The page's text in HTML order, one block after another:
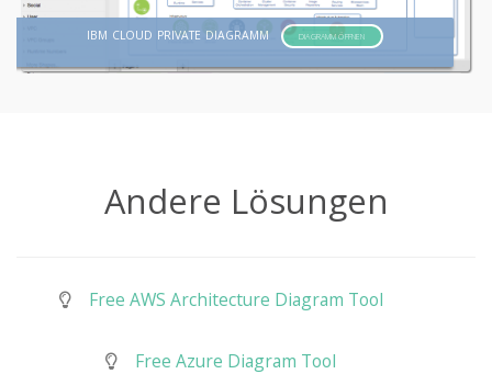
IBM CLOUD PRIVATE DIAGRAMM DIAGRAMM ÖFFNEN
Andere Lösungen
Free AWS Architecture Diagram Tool
Free Azure Diagram Tool